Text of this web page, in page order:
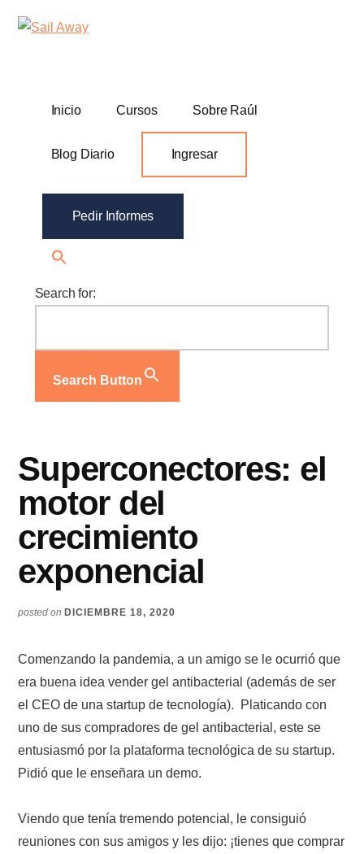
Additional
menu
Sail
Academia
Inicio
Cursos Sobre Raúl
Blog Diario Ingresar
Pedir Informes
Search for:
Search Button
Superconectores: el
motor del
crecimiento
exponencial
posted on DICIEMBRE 18, 2020
Comenzando la pandemia, a un amigo se le ocurrió que
era buena idea vender gel antibacterial (además de ser
el CEO de una startup de tecnología). Platicando con
uno de sus compradores de gel antibacterial, este se
entusiasmó por la plataforma tecnológica de su startup.
Pidió que le enseñara un demo.
Viendo que tenía tremendo potencial, le consiguió
reuniones con sus amigos y les dijo: ¡tienes que comprar